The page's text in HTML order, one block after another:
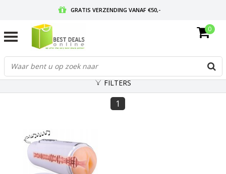
GRATIS VERZENDING VANAF €50,-
GRATIS RETOURNEREN EN 30 DAGEN BEDENKTIJD
0
FILTERS
1